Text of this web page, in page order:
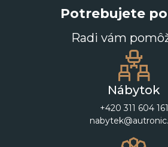
Potrebujete
Radi vám
Nábytok
+420 311 604 161